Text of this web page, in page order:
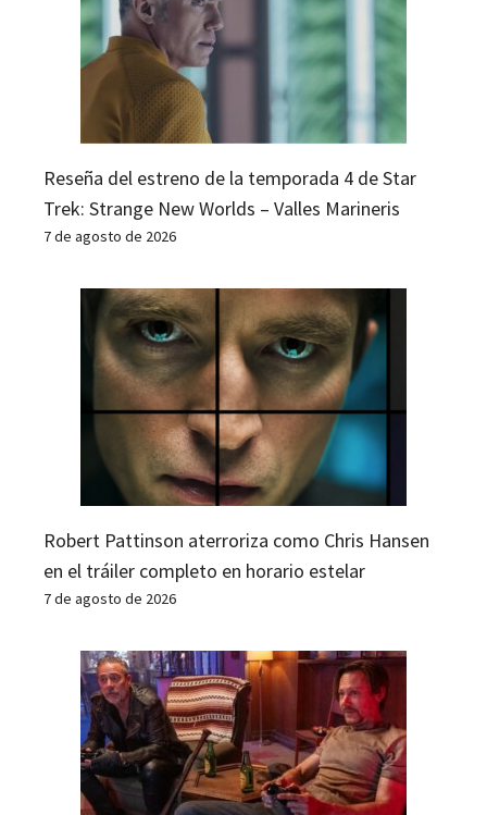
Reseña del estreno de la temporada 4 de Star
Trek: Strange New Worlds – Valles Marineris
7 de agosto de 2026
Robert Pattinson aterroriza como Chris Hansen
en el tráiler completo en horario estelar
7 de agosto de 2026